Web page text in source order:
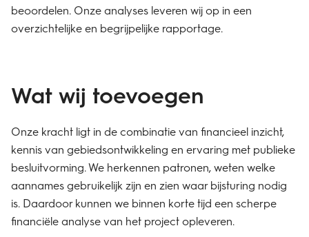
beoordelen. Onze analyses leveren wij op in een
overzichtelijke en begrijpelijke rapportage.
Wat wij toevoegen
Onze kracht ligt in de combinatie van financieel inzicht,
kennis van gebiedsontwikkeling en ervaring met publieke
besluitvorming. We herkennen patronen, weten welke
aannames gebruikelijk zijn en zien waar bijsturing nodig
is. Daardoor kunnen we binnen korte tijd een scherpe
financiële analyse van het project opleveren.